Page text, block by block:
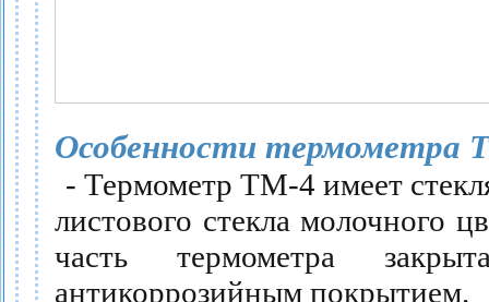
Особенности термометра
- Термометр ТМ-4 имеет
листового стекла молочного
часть термометра
антикоррозийным покрытием.